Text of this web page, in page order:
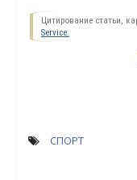
Цитирование статьи,
Service.
СПОРТ